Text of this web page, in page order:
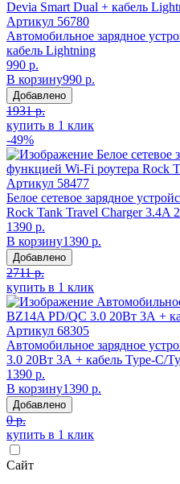
Артикул 56780
Автомобильное зарядное
кабель Lightning
990 р.
В корзину990 р.
Добавлено
1931 р.
купить в 1 клик
-49%
Артикул 58477
Белое сетевое зарядное
Rock Tank Travel Charger 3.4A
1390 р.
В корзину1390 р.
Добавлено
2711 р.
купить в 1 клик
Артикул 68305
Автомобильное зарядное
3.0 20Вт 3А + кабель Type-C/
1390 р.
В корзину1390 р.
Добавлено
0 р.
купить в 1 клик
Сайт